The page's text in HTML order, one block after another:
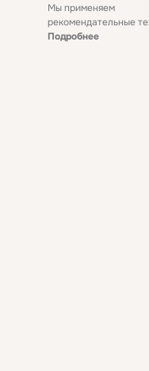
Мы применяем
рекомендательные
Подробнее